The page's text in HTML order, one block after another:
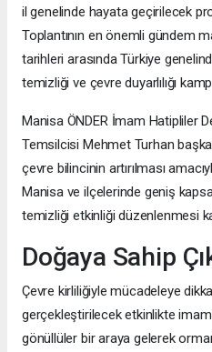
il genelinde hayata geçirilecek
Toplantının en önemli gündem
tarihleri arasında Türkiye
temizliği ve çevre duyarlılığı
Manisa ÖNDER İmam Hatipliler
Temsilcisi Mehmet Turhan
çevre bilincinin artırılması
Manisa ve ilçelerinde geniş
temizliği etkinliği düzenlenmesi
Doğaya Sahip
Çevre kirliliğiyle mücadeleye
gerçekleştirilecek etkinlikte
gönüllüler bir araya gelerek